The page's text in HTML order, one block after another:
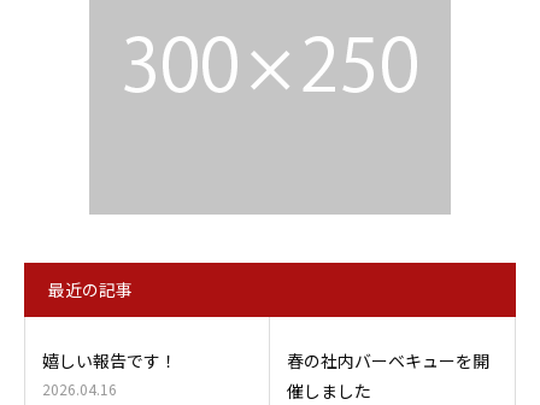
最近の記事
嬉しい報告です！
2026.04.16
春の社内バーベキューを開
催しました